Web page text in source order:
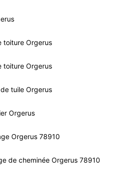
toiture Orgerus
toiture Orgerus
tuile Orgerus
Orgerus
Orgerus 78910
de cheminée Orgerus 78910